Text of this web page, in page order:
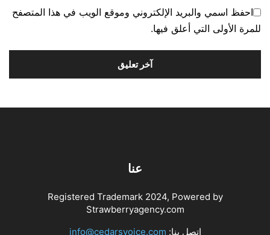
احفظ اسمي والبريد الإلكتروني وموقع الويب في هذا المتصفح
للمرة الأولى التي أعلق فيها.
عنا
Registered Trademark 2024, Powered by
Strawberryagency.com
اتصل بنا: info@cedarsvoice.com